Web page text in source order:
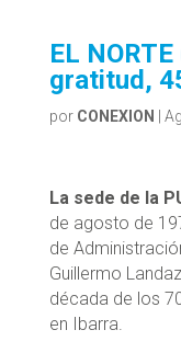
EL
gratitud,
por CONEXION
La sede de la
de agosto de
de
Guillermo
década de los
en Ibarra.